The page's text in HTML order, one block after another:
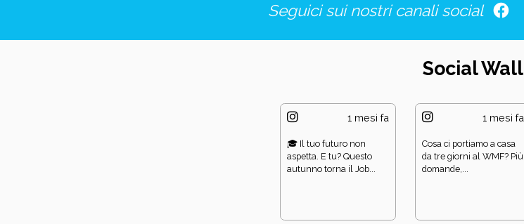
Seguici sui nostri canali social
Social Wall
1 mesi fa
🎓 Il tuo futuro non
aspetta. E tu? Questo
autunno torna il Job...
1 mesi fa
Cosa ci portiamo a casa
da tre giorni al WMF? Più
domande,...